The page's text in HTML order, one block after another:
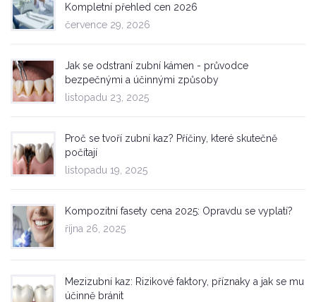
Kompletní přehled cen 2026
července 29, 2026
Jak se odstraní zubní kámen - průvodce
bezpečnými a účinnými způsoby
listopadu 23, 2025
Proč se tvoří zubní kaz? Příčiny, které skutečně
počítají
listopadu 19, 2025
Kompozitní fasety cena 2025: Opravdu se vyplatí?
října 26, 2025
Mezizubní kaz: Rizikové faktory, příznaky a jak se mu
účinně bránit